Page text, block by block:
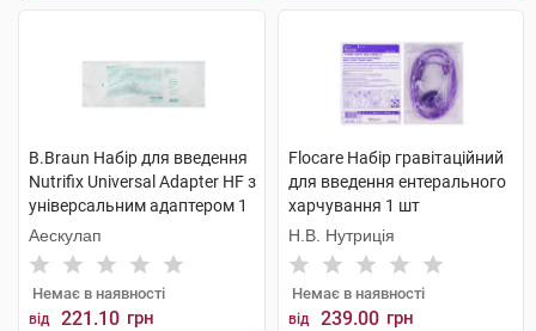
B.Braun Набір для введення
Nutrifix Universal Adapter HF з
універсальним адаптером 1
шт
Аескулап
Немає в наявності
від 221.10 грн
Flocare Набір гравітаційний
для введення ентерального
харчування 1 шт
Н.В. Нутриція
Немає в наявності
від 239.00 грн